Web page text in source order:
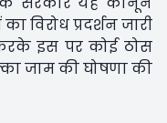
विरोध प्रदर्शन जारी
इस पर कोई ठोस
जाम की घोषणा की